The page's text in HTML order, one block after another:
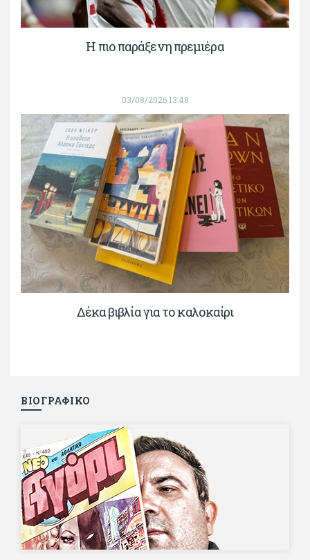
H πιο παράξενη πρεμιέρα
03/08/2026 13:48
Δέκα βιβλία για το καλοκαίρι
ΒΙΟΓΡΑΦΙΚΟ